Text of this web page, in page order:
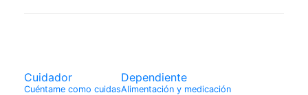
Cuidador
Cuéntame como cuidas
Dependiente
Alimentación y medicación